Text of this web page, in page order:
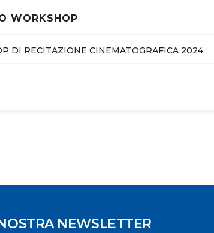
WORKSHOP
DI RECITAZIONE CINEMATOGRAFICA 2024
NEWSLETTER